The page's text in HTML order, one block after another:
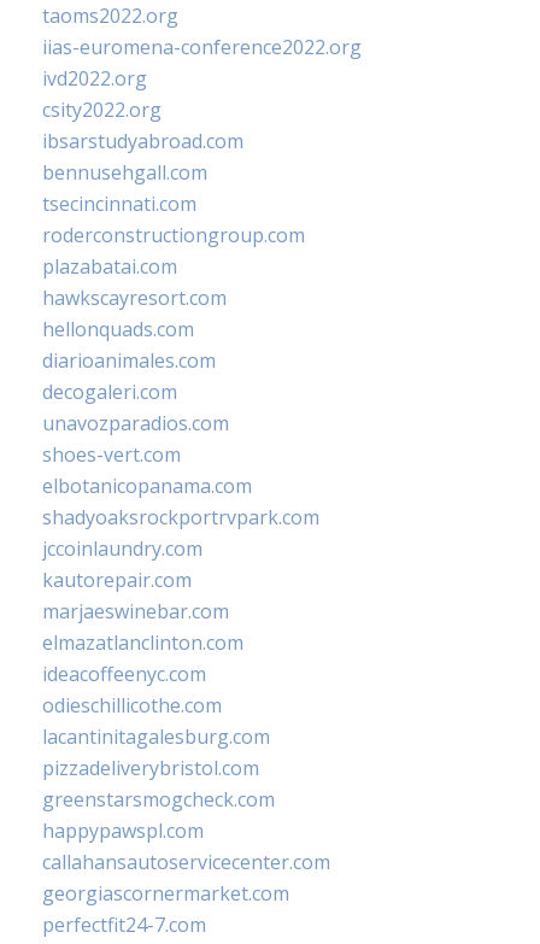
taoms2022.org
iias-euromena-conference2022.org
ivd2022.org
csity2022.org
ibsarstudyabroad.com
bennusehgall.com
tsecincinnati.com
roderconstructiongroup.com
plazabatai.com
hawkscayresort.com
hellonquads.com
diarioanimales.com
decogaleri.com
unavozparadios.com
shoes-vert.com
elbotanicopanama.com
shadyoaksrockportrvpark.com
jccoinlaundry.com
kautorepair.com
marjaeswinebar.com
elmazatlanclinton.com
ideacoffeenyc.com
odieschillicothe.com
lacantinitagalesburg.com
pizzadeliverybristol.com
greenstarsmogcheck.com
happypawspl.com
callahansautoservicecenter.com
georgiascornermarket.com
perfectfit24-7.com